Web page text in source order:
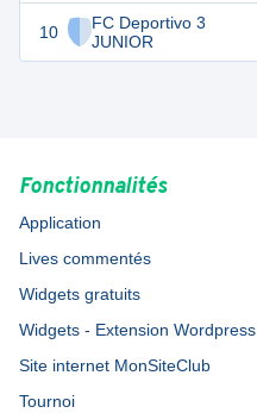
10
FC Deportivo 3
JUNIOR
Fonctionnalités
Application
Lives commentés
Widgets gratuits
Widgets - Extension Wordpress
Site internet MonSiteClub
Tournoi